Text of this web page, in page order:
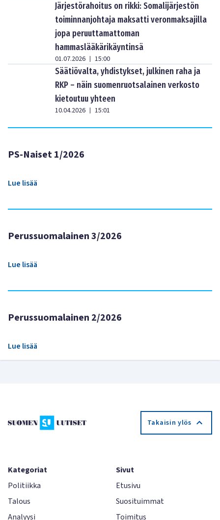
Järjestörahoitus on rikki: Somalijärjestön
toiminnanjohtaja maksatti veronmaksajilla
jopa peruuttamattoman
hammaslääkärikäyntinsä
01.07.2026 | 15:00
Säätiövalta, yhdistykset, julkinen raha ja
RKP – näin suomenruotsalainen verkosto
kietoutuu yhteen
10.04.2026 | 15:01
PS-Naiset 1/2026
Lue lisää
Perussuomalainen 3/2026
Lue lisää
Perussuomalainen 2/2026
Lue lisää
Takaisin ylös
Kategoriat
Politiikka
Talous
Analyysi
Sivut
Etusivu
Suosituimmat
Toimitus